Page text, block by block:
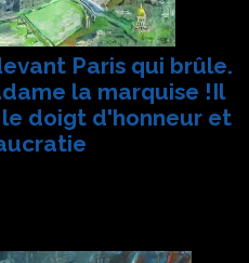
Paris qui brûle.
la marquise !Il
doigt d'honneur et